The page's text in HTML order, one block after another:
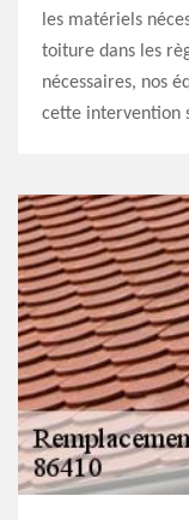
les matériels
toiture dans les
nécessaires, nos
cette intervention